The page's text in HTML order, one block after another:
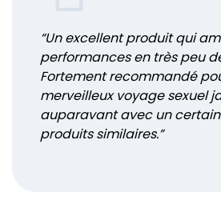
“Un excellent produit qui
performances en très peu
Fortement recommandé
merveilleux voyage sexuel
auparavant avec un
produits similaires.”